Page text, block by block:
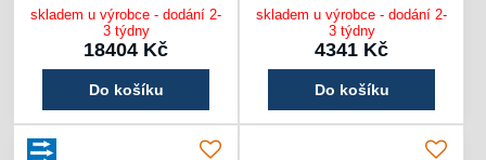
skladem u výrobce - dodání 2-
3 týdny
18404 Kč
Do košíku
skladem u výrobce - dodání 2-
3 týdny
4341 Kč
Do košíku